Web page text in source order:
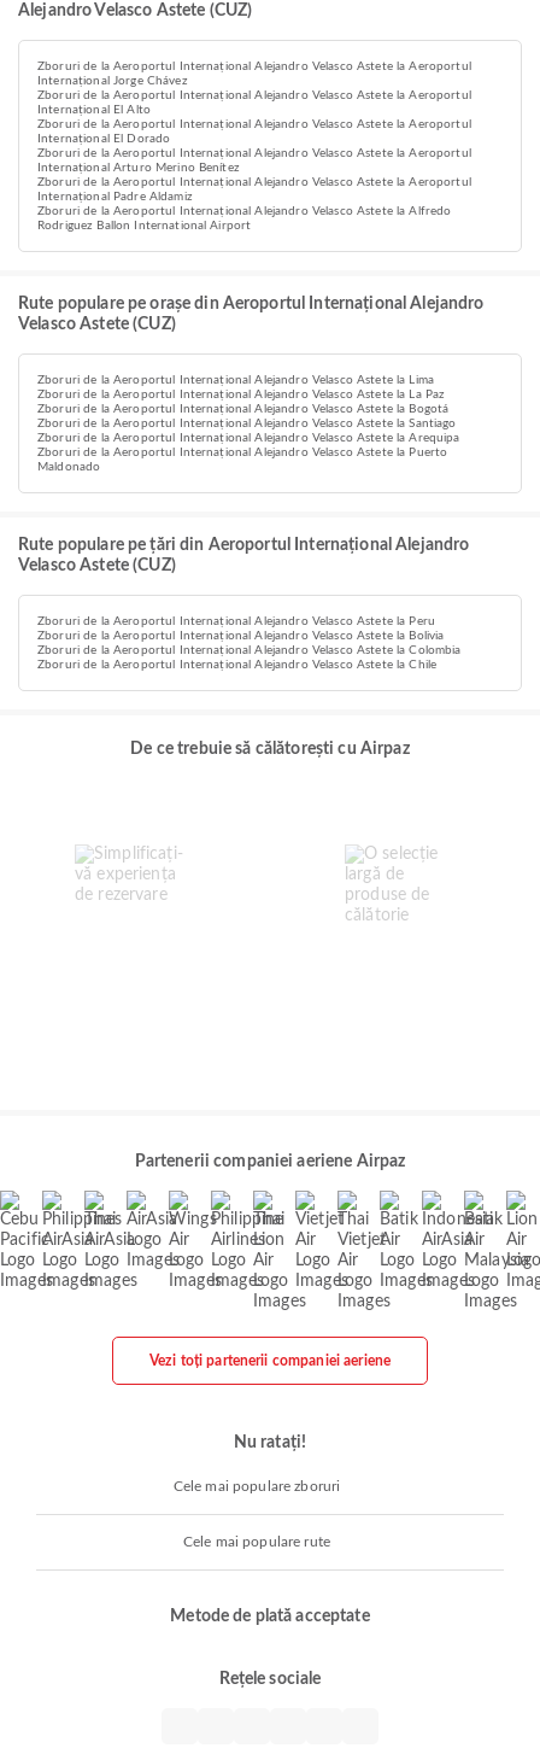
Alejandro Velasco Astete (CUZ)
Zboruri de la Aeroportul Internațional Alejandro Velasco Astete la Aeroportul
Internațional Jorge Chávez
Zboruri de la Aeroportul Internațional Alejandro Velasco Astete la Aeroportul
Internațional El Alto
Zboruri de la Aeroportul Internațional Alejandro Velasco Astete la Aeroportul
Internațional El Dorado
Zboruri de la Aeroportul Internațional Alejandro Velasco Astete la Aeroportul
Internațional Arturo Merino Benítez
Zboruri de la Aeroportul Internațional Alejandro Velasco Astete la Aeroportul
Internațional Padre Aldamiz
Zboruri de la Aeroportul Internațional Alejandro Velasco Astete la Alfredo
Rodriguez Ballon International Airport
Rute populare pe orașe din Aeroportul Internațional Alejandro
Velasco Astete (CUZ)
Zboruri de la Aeroportul Internațional Alejandro Velasco Astete la Lima
Zboruri de la Aeroportul Internațional Alejandro Velasco Astete la La Paz
Zboruri de la Aeroportul Internațional Alejandro Velasco Astete la Bogotá
Zboruri de la Aeroportul Internațional Alejandro Velasco Astete la Santiago
Zboruri de la Aeroportul Internațional Alejandro Velasco Astete la Arequipa
Zboruri de la Aeroportul Internațional Alejandro Velasco Astete la Puerto
Maldonado
Rute populare pe țări din Aeroportul Internațional Alejandro
Velasco Astete (CUZ)
Zboruri de la Aeroportul Internațional Alejandro Velasco Astete la Peru
Zboruri de la Aeroportul Internațional Alejandro Velasco Astete la Bolivia
Zboruri de la Aeroportul Internațional Alejandro Velasco Astete la Colombia
Zboruri de la Aeroportul Internațional Alejandro Velasco Astete la Chile
De ce trebuie să călătorești cu Airpaz
Partenerii companiei aeriene Airpaz
Vezi toți partenerii companiei aeriene
Nu ratați!
Cele mai populare zboruri
Cele mai populare rute
Metode de plată acceptate
Rețele sociale